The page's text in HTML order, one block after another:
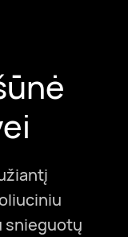
snieguotų